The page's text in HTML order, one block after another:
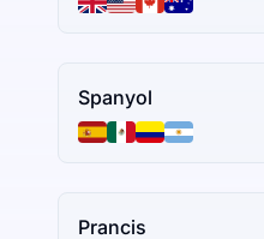
Spanyol
Prancis